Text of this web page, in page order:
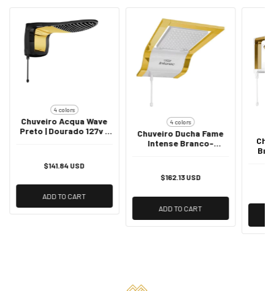
4 colors
Chuveiro Acqua Wave
Preto | Dourado 127v /
$141.84 USD
ADD TO CART
4 colors
Chuveiro Ducha Fame
Intense Branco-
$162.13 USD
ADD TO CART